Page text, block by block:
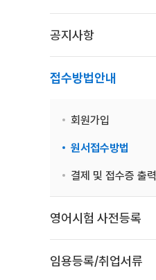
공지사항
접수방법안내
회원가입
원서접수방법
결제 및 접수증 출력
영어시험 사전등록
임용등록/취업서류